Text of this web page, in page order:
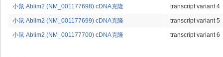
小鼠 Ablim2 (NM_001177698) cDNA克隆 transcript variant 4
小鼠 Ablim2 (NM_001177699) cDNA克隆 transcript variant 5
小鼠 Ablim2 (NM_001177700) cDNA克隆 transcript variant 6